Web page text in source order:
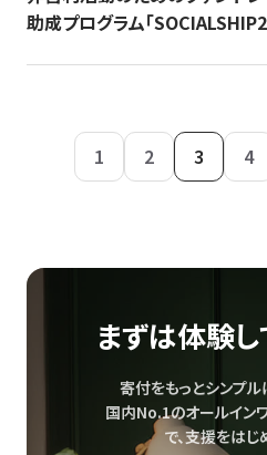
助成プログラム「
1 2 3 4
まずは体験し
寄付をもっとシンプル
国内No.1のオールイン
で、支援をはじ